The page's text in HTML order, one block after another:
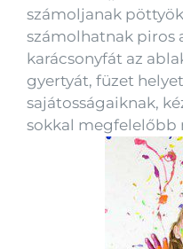
számoljanak
számolhatnak piros
karácsonyfát az
gyertyát, füzet
sajátosságaiknak,
sokkal megfelelőbb